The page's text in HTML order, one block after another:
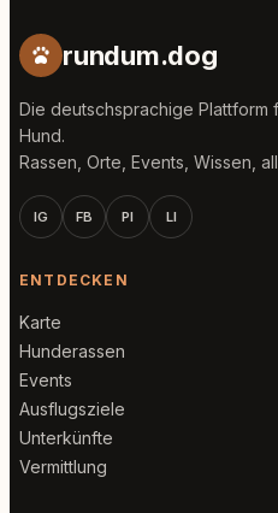
rundum.dog
Die deutschsprachige Plattform
Hund.
Rassen, Orte, Events, Wissen,
IG FB PI LI
ENTDECKEN
Karte
Hunderassen
Events
Ausflugsziele
Unterkünfte
Vermittlung